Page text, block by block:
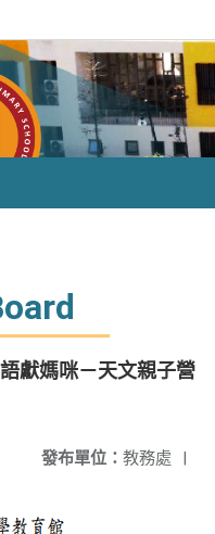
獻媽咪－天文親子營
發布單位： 教務處 |